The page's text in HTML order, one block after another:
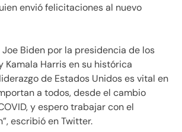
envió felicitaciones al nuevo
Biden por la presidencia de los
Kamala Harris en su histórica
de Estados Unidos es vital en
a todos, desde el cambio
y espero trabajar con el
escribió en Twitter.